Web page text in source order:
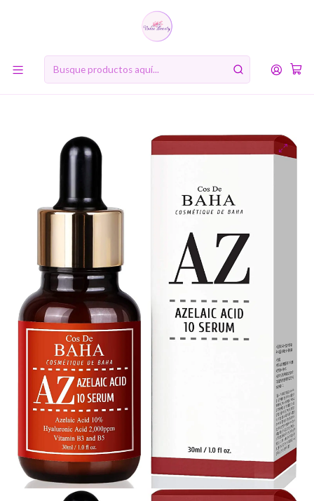
10% de descuento en tu primera compra online. Código: BIENVENIDA10
RUTINA DE BELLEZA COREANA
Cuarto Paso: Suero (Serum)
AZ Azelaic Acid 10 Serum (Cos de BAHA) - 30ml Serum 10%